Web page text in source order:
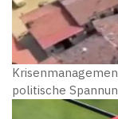
politische